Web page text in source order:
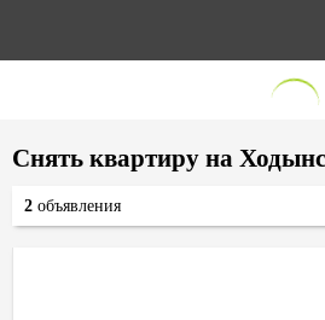
Снять квартиру на
2 объявления